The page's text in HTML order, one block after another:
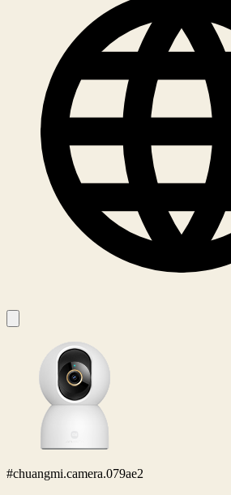
#chuangmi.camera.079ae2